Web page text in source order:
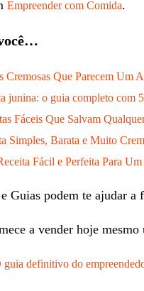
Empreender com Comida.
Cremosas Que Parecem Um
junina: o guia completo com
Fáceis Que Salvam
Simples, Barata e Muito
Fácil e Perfeita Para
Guias podem te ajudar a
a vender hoje mesmo
definitivo do